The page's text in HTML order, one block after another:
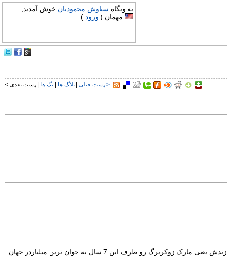
به وبگاه سیاوش محمودیان خوش آمدید,
مهمان ( ورود )
< پست قبلی بلاگ ها تگ ها | پست بعدی >
امروز داشتم فکر می کردم در حال حاضر هر جا می رم صحبت از فیس بوک هست... سایتی که سال 2004 شروع به کار کرده و سازندش یعنی مارک زوکربرگ رو ظرف این 7 سال به جوان ترین میلیاردر جهان